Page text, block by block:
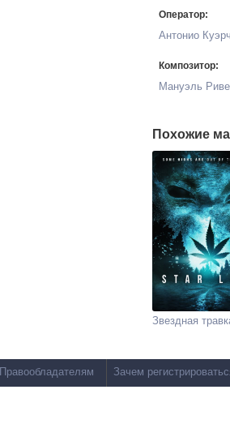
Оператор:
Антонио
Композитор:
Мануэль
Похожие
Звездная
Правообладателям Зачем